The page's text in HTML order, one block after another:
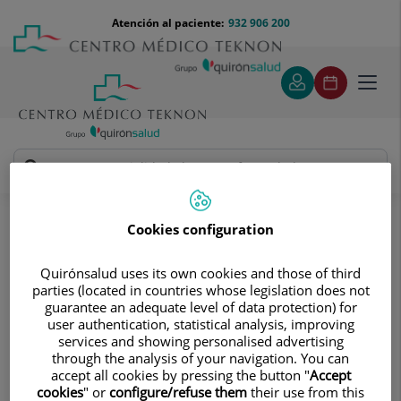
contenido
Menú
teléfono
cabecera
932 906 200
Atención al paciente:
Pruebas diagnósticas
Tratamientos y Especialidades
Preguntas más frecuentes
Preguntas más frecuentes
Resuelve tus dudas
Cookies configuration
Quirónsalud uses its own cookies and those of third
parties (located in countries whose legislation does not
guarantee an adequate level of data protection) for
user authentication, statistical analysis, improving
services and showing personalised advertising
through the analysis of your navigation. You can
accept all cookies by pressing the button "Accept
cookies" or configure/refuse them their use from this